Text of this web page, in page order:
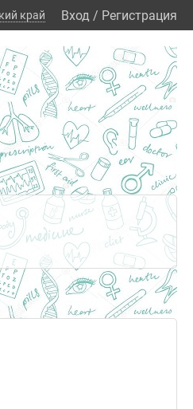
край Вход / Регистрация